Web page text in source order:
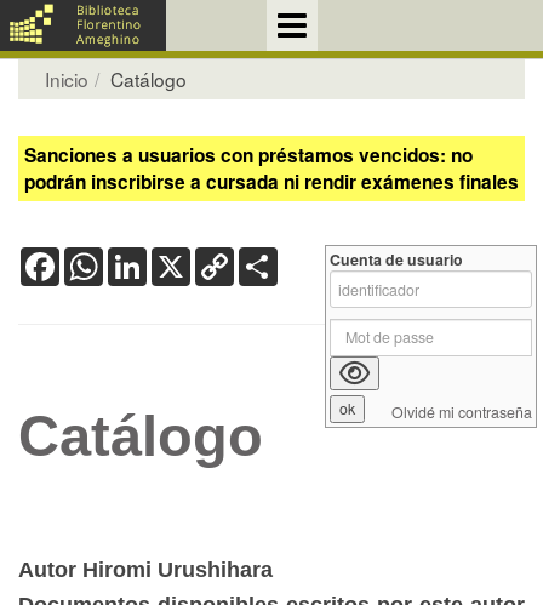
Inicio Catálogo
Sanciones a usuarios con préstamos vencidos: no
podrán inscribirse a cursada ni rendir exámenes finales
FacebookWhatsApp
LinkedIn
X Copy
Link
Catálogo
Autor Hiromi Urushihara
Cuenta de usuario
Olvidé mi contraseña